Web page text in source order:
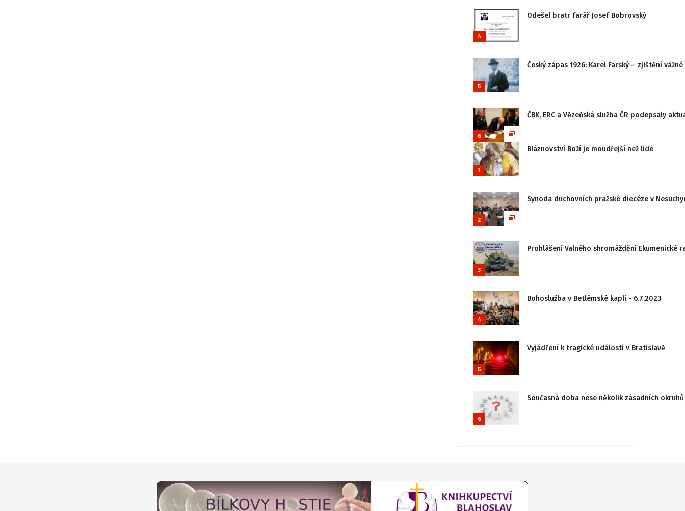
4
Odešel bratr farář Josef Bobrovský
5
Český zápas 1926: Karel Farský – zjištění
6
ČBK, ERC a Vězeňská služba ČR podepsaly
1
Bláznovství Boží je moudřejší než lidé
2
Synoda duchovních pražské diecéze v
3
Prohlášení Valného shromáždění
4
Bohoslužba v Betlémské kapli - 6.7.2023
5
Vyjádření k tragické události v Bratislavě
6
Současná doba nese několik zásadních